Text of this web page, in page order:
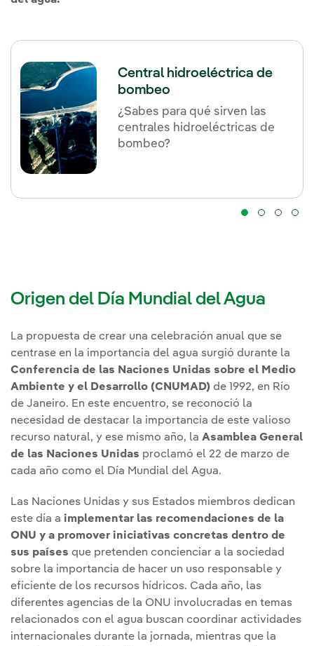
Central hidroeléctrica de
bombeo
¿Sabes para qué sirven las
centrales hidroeléctricas de
bombeo?
Origen del Día Mundial del Agua
La propuesta de crear una celebración anual que se
centrase en la importancia del agua surgió durante la
Conferencia de las Naciones Unidas sobre el Medio
Ambiente y el Desarrollo (CNUMAD) de 1992, en Río
de Janeiro. En este encuentro, se reconoció la
necesidad de destacar la importancia de este valioso
recurso natural, y ese mismo año, la Asamblea General
de las Naciones Unidas proclamó el 22 de marzo de
cada año como el Día Mundial del Agua.
Las Naciones Unidas y sus Estados miembros dedican
este día a implementar las recomendaciones de la
ONU y a promover iniciativas concretas dentro de
sus países que pretenden concienciar a la sociedad
sobre la importancia de hacer un uso responsable y
eficiente de los recursos hídricos. Cada año, las
diferentes agencias de la ONU involucradas en temas
relacionados con el agua buscan coordinar actividades
internacionales durante la jornada, mientras que la